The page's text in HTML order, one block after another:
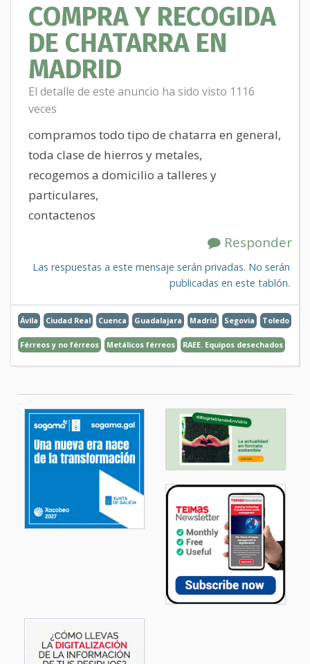
COMPRA Y RECOGIDA
DE CHATARRA EN
MADRID
El detalle de este anuncio ha sido visto 1116
veces
compramos todo tipo de chatarra en general,
toda clase de hierros y metales,
recogemos a domicilio a talleres y
particulares,
contactenos
Responder
Las respuestas a este mensaje serán privadas. No serán
publicadas en este tablón.
Ávila Ciudad Real Cuenca Guadalajara Madrid Segovia Toledo
Férreos y no férreos Metálicos férreos RAEE. Equipos desechados